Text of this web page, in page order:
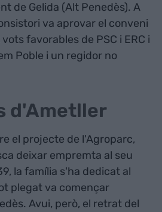
de Gelida (Alt Penedès). A
va aprovar el conveni
favorables de PSC i ERC i
Poble i un regidor no
d'Ametller
el projecte de l'Agroparc,
deixar empremta al seu
la família s'ha dedicat al
plegat va començar
Avui, però, el retrat del